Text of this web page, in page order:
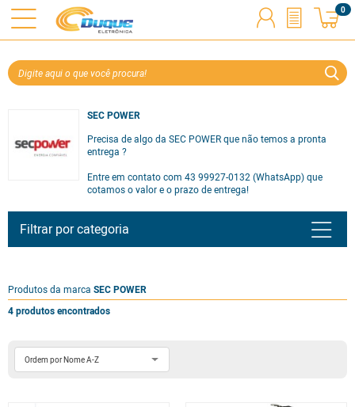
0
SEC POWER
Precisa de algo da SEC POWER que não temos a pronta
entrega ?
Entre em contato com 43 99927-0132 (WhatsApp) que
cotamos o valor e o prazo de entrega!
Filtrar por categoria
Produtos da marca SEC POWER
4 produtos encontrados